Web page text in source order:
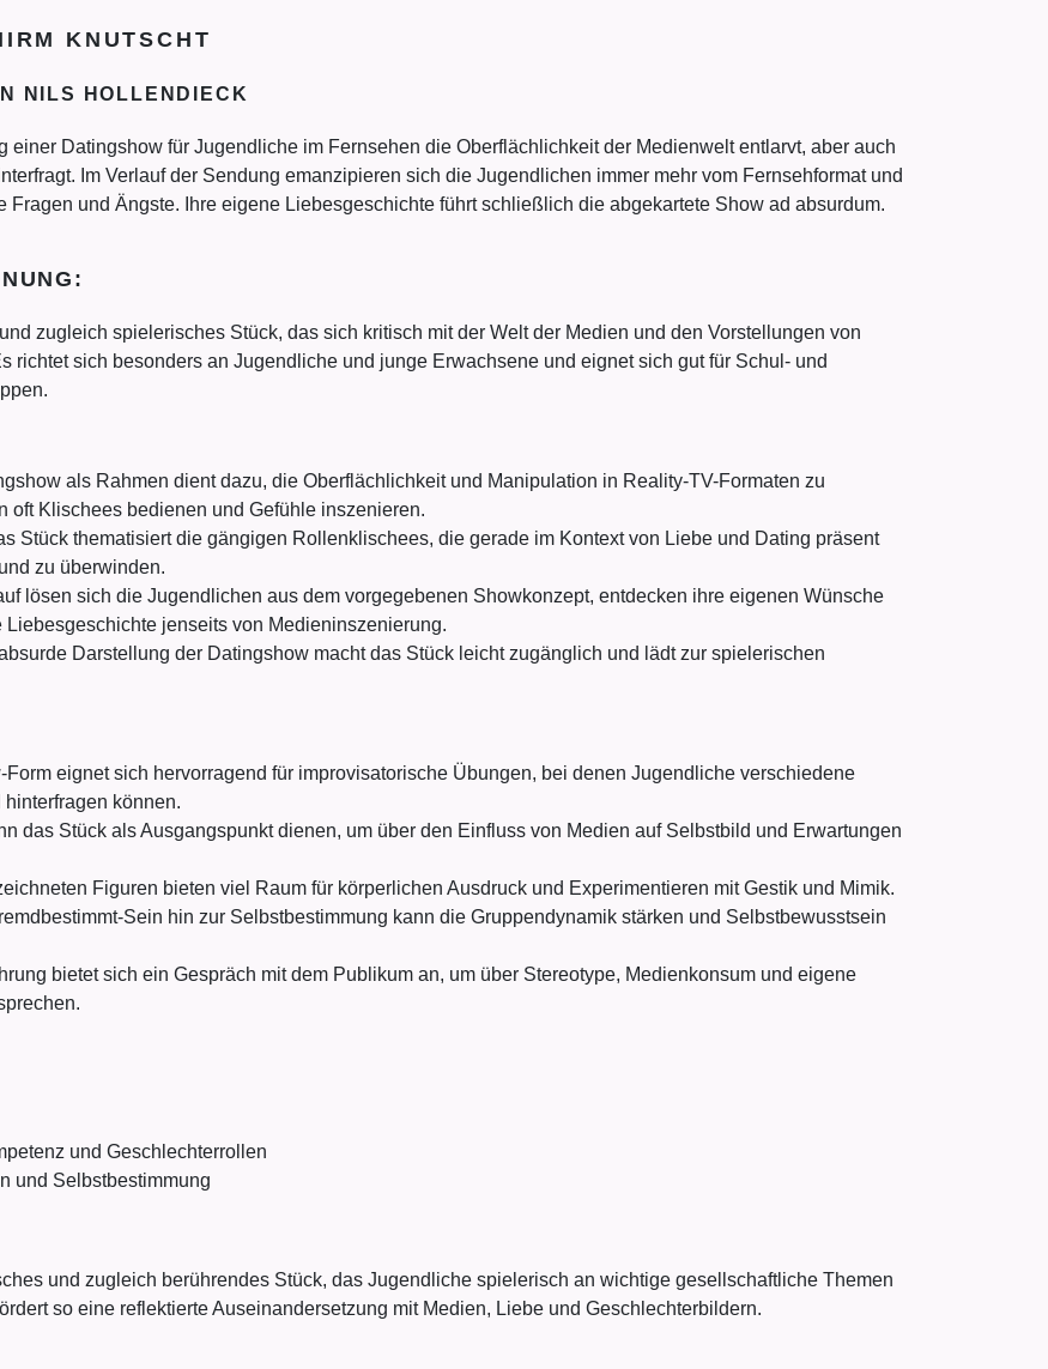
KNUTSCHT
NILS HOLLENDIECK
einer Datingshow für Jugendliche im Fernsehen die Oberflächlichkeit der Medienwelt entlarvt, aber auch
Im Verlauf der Sendung emanzipieren sich die Jugendlichen immer mehr vom Fernsehformat und
und Ängste. Ihre eigene Liebesgeschichte führt schließlich die abgekartete Show ad absurdum.
zugleich spielerisches Stück, das sich kritisch mit der Welt der Medien und den Vorstellungen von
richtet sich besonders an Jugendliche und junge Erwachsene und eignet sich gut für Schul- und
als Rahmen dient dazu, die Oberflächlichkeit und Manipulation in Reality-TV-Formaten zu
oft Klischees bedienen und Gefühle inszenieren.
Stück thematisiert die gängigen Rollenklischees, die gerade im Kontext von Liebe und Dating präsent
zu überwinden.
lösen sich die Jugendlichen aus dem vorgegebenen Showkonzept, entdecken ihre eigenen Wünsche
jenseits von Medieninszenierung.
Darstellung der Datingshow macht das Stück leicht zugänglich und lädt zur spielerischen
Form eignet sich hervorragend für improvisatorische Übungen, bei denen Jugendliche verschiedene
können.
das Stück als Ausgangspunkt dienen, um über den Einfluss von Medien auf Selbstbild und Erwartungen
Figuren bieten viel Raum für körperlichen Ausdruck und Experimentieren mit Gestik und Mimik.
Sein hin zur Selbstbestimmung kann die Gruppendynamik stärken und Selbstbewusstsein
bietet sich ein Gespräch mit dem Publikum an, um über Stereotype, Medienkonsum und eigene
und Geschlechterrollen
und Selbstbestimmung
und zugleich berührendes Stück, das Jugendliche spielerisch an wichtige gesellschaftliche Themen
so eine reflektierte Auseinandersetzung mit Medien, Liebe und Geschlechterbildern.